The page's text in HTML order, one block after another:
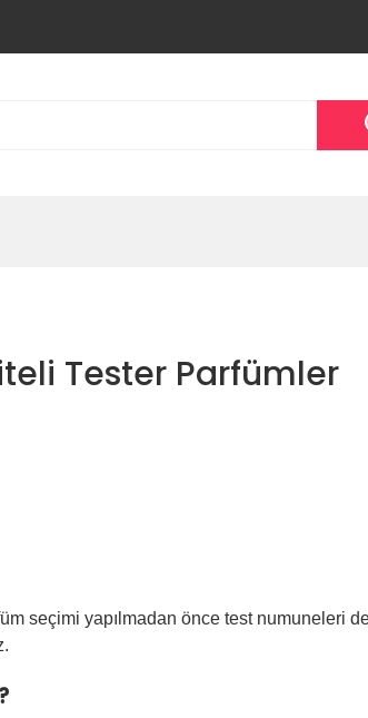
Tester Parfümler
seçimi yapılmadan önce test numuneleri